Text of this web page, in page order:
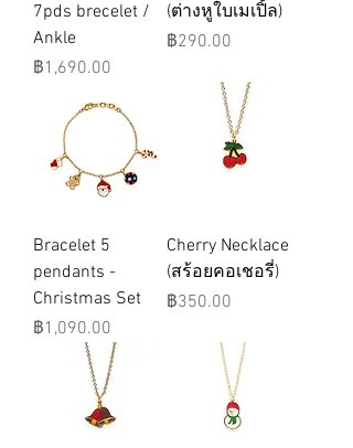
7pds brecelet /
Ankle
ราคา
฿1,690.00
(ต่างหูใบเมเปิ้ล)
ราคา
฿290.00
Bracelet 5
pendants -
Christmas Set
ราคา
฿1,090.00
Cherry Necklace
(สร้อยคอเชอรี่)
ราคา
฿350.00